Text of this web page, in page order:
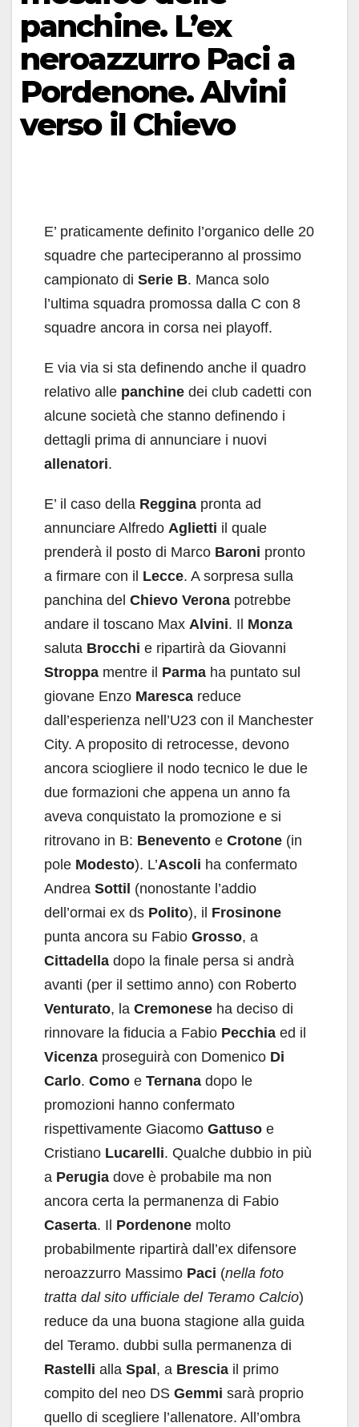
panchine. L’ex
neroazzurro Paci a
Pordenone. Alvini
verso il Chievo
E’ praticamente definito l’organico delle 20
squadre che parteciperanno al prossimo
campionato di Serie B. Manca solo
l’ultima squadra promossa dalla C con 8
squadre ancora in corsa nei playoff.
E via via si sta definendo anche il quadro
relativo alle panchine dei club cadetti con
alcune società che stanno definendo i
dettagli prima di annunciare i nuovi
allenatori.
E’ il caso della Reggina pronta ad
annunciare Alfredo Aglietti il quale
prenderà il posto di Marco Baroni pronto
a firmare con il Lecce. A sorpresa sulla
panchina del Chievo Verona potrebbe
andare il toscano Max Alvini. Il Monza
saluta Brocchi e ripartirà da Giovanni
Stroppa mentre il Parma ha puntato sul
giovane Enzo Maresca reduce
dall’esperienza nell’U23 con il Manchester
City. A proposito di retrocesse, devono
ancora sciogliere il nodo tecnico le due le
due formazioni che appena un anno fa
aveva conquistato la promozione e si
ritrovano in B: Benevento e Crotone (in
pole Modesto). L’Ascoli ha confermato
Andrea Sottil (nonostante l’addio
dell’ormai ex ds Polito), il Frosinone
punta ancora su Fabio Grosso, a
Cittadella dopo la finale persa si andrà
avanti (per il settimo anno) con Roberto
Venturato, la Cremonese ha deciso di
rinnovare la fiducia a Fabio Pecchia ed il
Vicenza proseguirà con Domenico Di
Carlo. Como e Ternana dopo le
promozioni hanno confermato
rispettivamente Giacomo Gattuso e
Cristiano Lucarelli. Qualche dubbio in più
a Perugia dove è probabile ma non
ancora certa la permanenza di Fabio
Caserta. Il Pordenone molto
probabilmente ripartirà dall’ex difensore
neroazzurro Massimo Paci (nella foto
tratta dal sito ufficiale del Teramo Calcio)
reduce da una buona stagione alla guida
del Teramo. dubbi sulla permanenza di
Rastelli alla Spal , a Brescia il primo
compito del neo DS Gemmi sarà proprio
quello di scegliere l’allenatore. All’ombra